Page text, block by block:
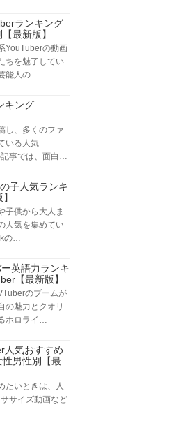
ランキング
最新版】
YouTuberの動画
ちを魅了してい
能人の…
キング
し、多くのファ
いる人気
事では、面白…
子人気ランキ
子供から大人ま
人気を集めてい
の…
英語力ランキ
【最新版】
のブームが
の魅力とクオリ
ホロライ…
人気おすすめ
男性別【最
たいときは、人
サイズ動画など